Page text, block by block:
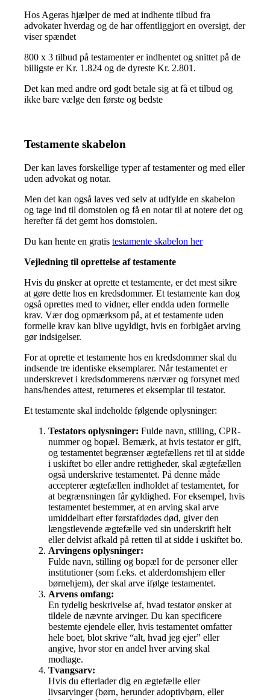
Hos Ageras hjælper de med at indhente tilbud fra
advokater hverdag og de har offentliggjort en oversigt, der
viser spændet
800 x 3 tilbud på testamenter er indhentet og snittet på de
billigste er Kr. 1.824 og de dyreste Kr. 2.801.
Det kan med andre ord godt betale sig at få et tilbud og
ikke bare vælge den første og bedste
Testamente skabelon
Der kan laves forskellige typer af testamenter og med eller
uden advokat og notar.
Men det kan også laves ved selv at udfylde en skabelon
og tage ind til domstolen og få en notar til at notere det og
herefter få det gemt hos domstolen.
Du kan hente en gratistestamente skabelon her
Vejledning til oprettelse af testamente
Hvis du ønsker at oprette et testamente, er det mest sikre
at gøre dette hos en kredsdommer. Et testamente kan dog
også oprettes med to vidner, eller endda uden formelle
krav. Vær dog opmærksom på, at et testamente uden
formelle krav kan blive ugyldigt, hvis en forbigået arving
gør indsigelser.
For at oprette et testamente hos en kredsdommer skal du
indsende tre identiske eksemplarer. Når testamentet er
underskrevet i kredsdommerens nærvær og forsynet med
hans/hendes attest, returneres et eksemplar til testator.
Et testamente skal indeholde følgende oplysninger:
Testators oplysninger: Fulde navn, stilling, CPR-
nummer og bopæl. Bemærk, at hvis testator er gift,
og testamentet begrænser ægtefællens ret til at sidde
i uskiftet bo eller andre rettigheder, skal ægtefællen
også underskrive testamentet. På denne måde
accepterer ægtefællen indholdet af testamentet, for
at begrænsningen får gyldighed. For eksempel, hvis
testamentet bestemmer, at en arving skal arve
umiddelbart efter førstafdødes død, giver den
længstlevende ægtefælle ved sin underskrift helt
eller delvist afkald på retten til at sidde i uskiftet bo.
Arvingens oplysninger:
Fulde navn, stilling og bopæl for de personer eller
institutioner (som f.eks. et alderdomshjem eller
børnehjem), der skal arve ifølge testamentet.
Arvens omfang:
En tydelig beskrivelse af, hvad testator ønsker at
tildele de nævnte arvinger. Du kan specificere
bestemte ejendele eller, hvis testamentet omfatter
hele boet, blot skrive “alt, hvad jeg ejer” eller
angive, hvor stor en andel hver arving skal
modtage.
Tvangsarv:
Hvis du efterlader dig en ægtefælle eller
livsarvinger (børn, herunder adoptivbørn, eller